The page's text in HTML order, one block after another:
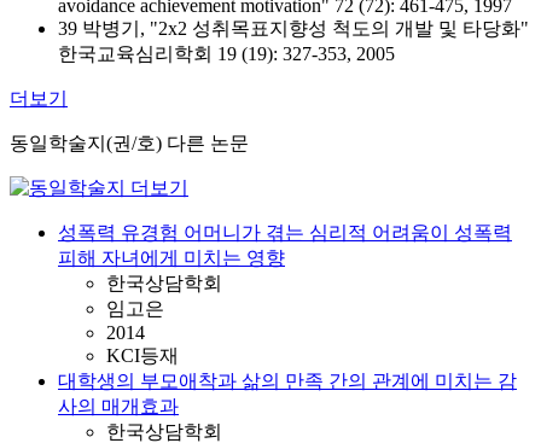
avoidance achievement motivation" 72 (72): 461-475, 1997
39 박병기, "2x2 성취목표지향성 척도의 개발 및 타당화"
한국교육심리학회 19 (19): 327-353, 2005
더보기
동일학술지(권/호) 다른 논문
성폭력 유경험 어머니가 겪는 심리적 어려움이 성폭력
피해 자녀에게 미치는 영향
한국상담학회
임고은
2014
KCI등재
대학생의 부모애착과 삶의 만족 간의 관계에 미치는 감
사의 매개효과
한국상담학회